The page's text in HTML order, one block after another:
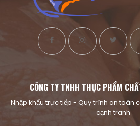
CÔNG TY TNHH THỰC PHẨM
Nhập khẩu trực tiếp - Quy trình an toàn
cạnh tranh